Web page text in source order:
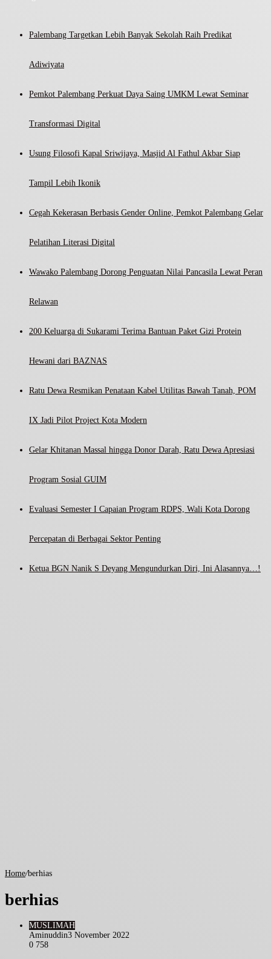
Palembang Targetkan Lebih Banyak Sekolah Raih Predikat
Adiwiyata
Pemkot Palembang Perkuat Daya Saing UMKM Lewat Seminar
Transformasi Digital
Usung Filosofi Kapal Sriwijaya, Masjid Al Fathul Akbar Siap
Tampil Lebih Ikonik
Cegah Kekerasan Berbasis Gender Online, Pemkot Palembang Gelar
Pelatihan Literasi Digital
Wawako Palembang Dorong Penguatan Nilai Pancasila Lewat Peran
Relawan
200 Keluarga di Sukarami Terima Bantuan Paket Gizi Protein
Hewani dari BAZNAS
Ratu Dewa Resmikan Penataan Kabel Utilitas Bawah Tanah, POM
IX Jadi Pilot Project Kota Modern
Gelar Khitanan Massal hingga Donor Darah, Ratu Dewa Apresiasi
Program Sosial GUIM
Evaluasi Semester I Capaian Program RDPS, Wali Kota Dorong
Percepatan di Berbagai Sektor Penting
Ketua BGN Nanik S Deyang Mengundurkan Diri, Ini Alasannya…!
Home/berhias
berhias
MUSLIMAH
Aminuddin3 November 2022
0 758